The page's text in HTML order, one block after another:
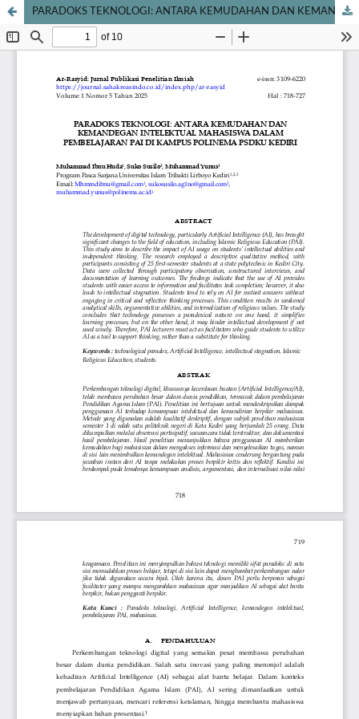
PARADOKS TEKNOLOGI: ANTARA KEMUDAHAN DAN KEMANDEGAN INTELEKTUAL MAHASISWA DALAM PEMBELAJARAN PAI DI KAMPUS POLINEMA PSDKU KEDIRI